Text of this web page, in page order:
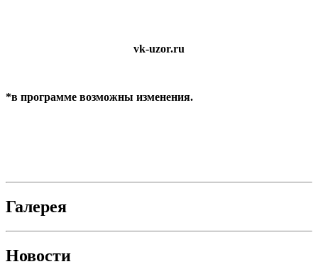
vk-uzor.ru
*в программе возможны изменения.
Галерея
Новости